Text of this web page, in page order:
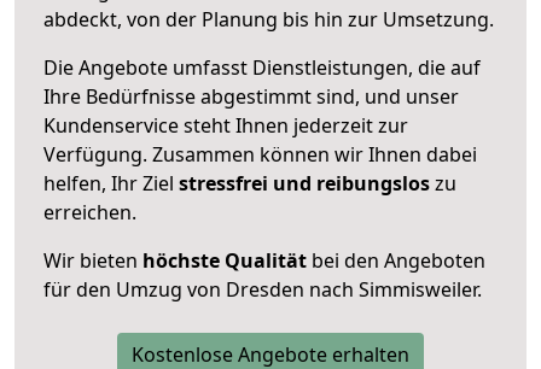
abdeckt, von der Planung bis hin zur Umsetzung.
Die Angebote umfasst Dienstleistungen, die auf
Ihre Bedürfnisse abgestimmt sind, und unser
Kundenservice steht Ihnen jederzeit zur
Verfügung. Zusammen können wir Ihnen dabei
helfen, Ihr Ziel stressfrei und reibungsloszu
erreichen.
Wir bieten höchste Qualität bei den Angeboten
für den Umzug von Dresden nach Simmisweiler.
Kostenlose Angebote erhalten